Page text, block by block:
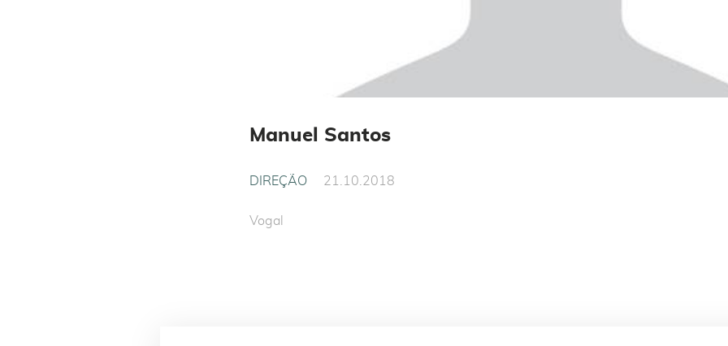
Manuel Santos
DIREÇÃO 21.10.2018
Vogal